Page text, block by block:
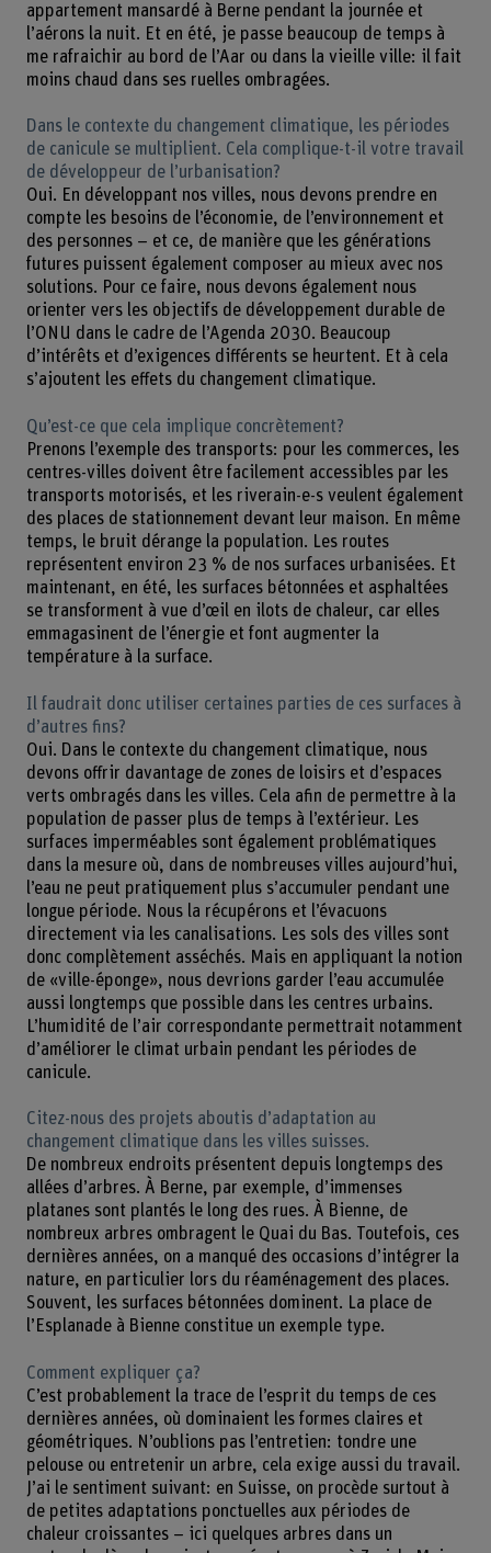
appartement mansardé à Berne pendant la journée et
l’aérons la nuit. Et en été, je passe beaucoup de temps à
me rafraichir au bord de l’Aar ou dans la vieille ville: il fait
moins chaud dans ses ruelles ombragées.
Dans le contexte du changement climatique, les périodes
de canicule se multiplient. Cela complique-t-il votre travail
de développeur de l’urbanisation?
Oui. En développant nos villes, nous devons prendre en
compte les besoins de l’économie, de l’environnement et
des personnes – et ce, de manière que les générations
futures puissent également composer au mieux avec nos
solutions. Pour ce faire, nous devons également nous
orienter vers les objectifs de développement durable de
l’ONU dans le cadre de l’Agenda 2030. Beaucoup
d’intérêts et d’exigences différents se heurtent. Et à cela
s’ajoutent les effets du changement climatique.
Qu’est-ce que cela implique concrètement?
Prenons l’exemple des transports: pour les commerces, les
centres-villes doivent être facilement accessibles par les
transports motorisés, et les riverain-e-s veulent également
des places de stationnement devant leur maison. En même
temps, le bruit dérange la population. Les routes
représentent environ 23 % de nos surfaces urbanisées. Et
maintenant, en été, les surfaces bétonnées et asphaltées
se transforment à vue d’œil en ilots de chaleur, car elles
emmagasinent de l’énergie et font augmenter la
température à la surface.
Il faudrait donc utiliser certaines parties de ces surfaces à
d’autres fins?
Oui. Dans le contexte du changement climatique, nous
devons offrir davantage de zones de loisirs et d’espaces
verts ombragés dans les villes. Cela afin de permettre à la
population de passer plus de temps à l’extérieur. Les
surfaces imperméables sont également problématiques
dans la mesure où, dans de nombreuses villes aujourd’hui,
l’eau ne peut pratiquement plus s’accumuler pendant une
longue période. Nous la récupérons et l’évacuons
directement via les canalisations. Les sols des villes sont
donc complètement asséchés. Mais en appliquant la notion
de «ville-éponge», nous devrions garder l’eau accumulée
aussi longtemps que possible dans les centres urbains.
L’humidité de l’air correspondante permettrait notamment
d’améliorer le climat urbain pendant les périodes de
canicule.
Citez-nous des projets aboutis d’adaptation au
changement climatique dans les villes suisses.
De nombreux endroits présentent depuis longtemps des
allées d’arbres. À Berne, par exemple, d’immenses
platanes sont plantés le long des rues. À Bienne, de
nombreux arbres ombragent le Quai du Bas. Toutefois, ces
dernières années, on a manqué des occasions d’intégrer la
nature, en particulier lors du réaménagement des places.
Souvent, les surfaces bétonnées dominent. La place de
l’Esplanade à Bienne constitue un exemple type.
Comment expliquer ça?
C’est probablement la trace de l’esprit du temps de ces
dernières années, où dominaient les formes claires et
géométriques. N’oublions pas l’entretien: tondre une
pelouse ou entretenir un arbre, cela exige aussi du travail.
J’ai le sentiment suivant: en Suisse, on procède surtout à
de petites adaptations ponctuelles aux périodes de
chaleur croissantes – ici quelques arbres dans un